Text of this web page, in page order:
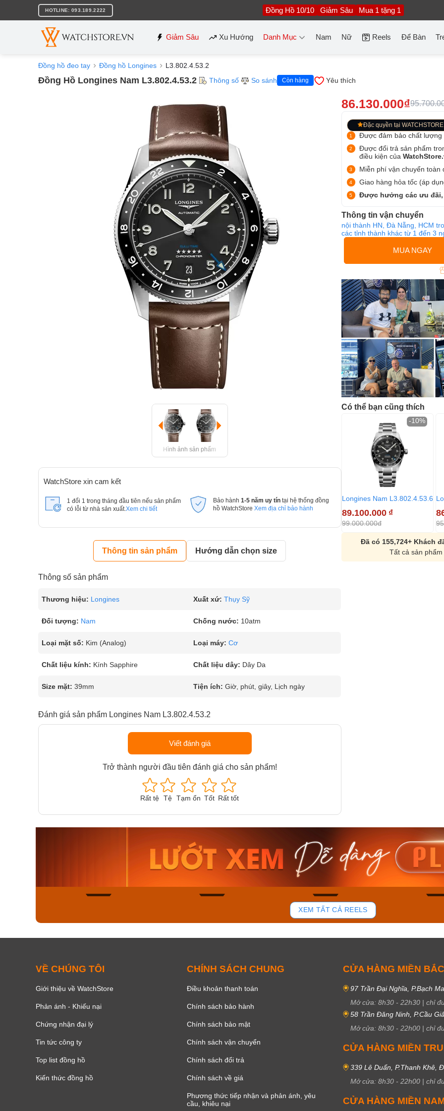
nội
HOTLINE: 093.189.2222 Đồng Hồ 10/10 Giảm Sâu Mua 1 tặng 1
Giảm Sâu Xu Hướng Danh Mục Nam Nữ Reels Để Bàn
Đồng hồ đeo tay Đồng hồ Longines L3.802.4.53.2
Đồng Hồ Longines Nam L3.802.4.53.2 Thông số So sánh Còn hàng Yêu thích
Hình ảnh sản phẩm
WatchStore xin cam kết
1 đổi 1 trong tháng đầu tiên nếu sản phẩm
có lỗi từ nhà sản xuất. Xem chi tiết
Bảo hành 1-5 năm uy tín tại hệ thống đồng
hồ WatchStore Xem địa chỉ bảo hành
Thông tin sản phẩm Hướng dẫn chọn size
Thông số sản phẩm
Thương hiệu: Longines Xuất xứ: Thụy Sỹ
Đối tượng: Nam Chống nước: 10atm
Loại mặt số: Kim (Analog) Loại máy: Cơ
Chất liệu kính: Kính Sapphire Chất liệu dây: Dây Da
Size mặt: 39mm Tiện ích: Giờ, phút, giây, Lịch ngày
Đánh giá sản phẩm Longines Nam L3.802.4.53.2
Viết đánh giá
Trở thành người đầu tiên đánh giá cho sản phẩm!
Rất tệ Tệ Tạm ổn Tốt Rất tốt
86.130.000₫
Đặc quyền tại WATCHSTORE
Được đảm bảo chất lượng
Được đổi trả sản phẩm
điều kiện của
Miễn phí vận chuyển toàn
Giao hàng hỏa tốc (áp
Được hưởng các ưu đãi,
Thông tin vận chuyển
nội thành HN, Đà Nẵng, HCM
các tỉnh thành khác từ 1 đến 3
MUA NGAY
Có thể bạn cũng thích
Longines Nam L3.802.4.53.6
89.100.000 ₫
99.000.000đ
-10%
Đã có 155,724+ Khách
Tất cả sản
Casio Nam MTS-
115D-1AVDF
2.823.000₫
2.399.550₫
Mua ngay
37
Casio Nam MTS-
RS100L-1AVDF
4.276.000₫
3.634.600₫
Casio
230EL-
Mua
XEM TẤT CẢ REELS
VỀ CHÚNG TÔI
Giới thiệu về WatchStore
Phản ánh - Khiếu nại
Chứng nhận đại lý
Tin tức công ty
Top list đồng hồ
Kiến thức đồng hồ
CHÍNH SÁCH CHUNG
Điều khoản thanh toán
Chính sách bảo hành
Chính sách bảo mật
Chính sách vận chuyển
Chính sách đổi trả
Chính sách về giá
Phương thức tiếp nhận và phản ánh, yêu
cầu, khiêu nại
CỬA HÀNG MIỀN BẮC
97 Trần Đại Nghĩa, P.Bạch
Mở cửa: 8h30 - 22h30 | chỉ
58 Trần Đăng Ninh, P.Cầu
Mở cửa: 8h30 - 22h00 | chỉ
CỬA HÀNG MIỀN
339 Lê Duẩn, P.Thanh Khê,
Mở cửa: 8h30 - 22h00 | chỉ
CỬA HÀNG MIỀN